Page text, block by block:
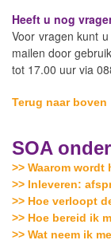
Heeft u nog
Voor vragen kunt
mailen door
tot 17.00 uur via
Terug naar boven
SOA
>> Waarom
>> Inleveren:
>> Hoe verloopt
>> Hoe bereid ik
>> Wat neem ik